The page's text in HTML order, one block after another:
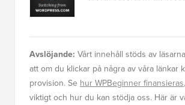
Avslöjande: Vårt innehåll stöds av
att om du klickar på några av våra länkar
provision. Se hur WPBeginner finansieras
viktigt och hur du kan stödja oss. Här är